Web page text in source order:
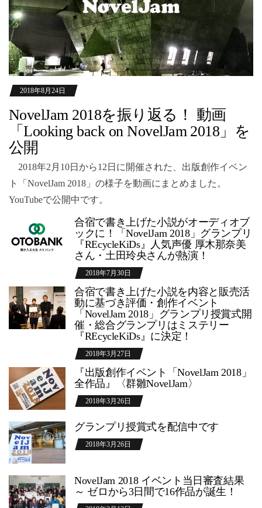
2018年8月24日
NovelJam 2018を振り返る！ 動画
「Looking back on NovelJam 2018」を
公開
2018年2月10日から12日に開催された、出版創作イベン
ト「NovelJam 2018」の様子を動画にまとめました。
YouTubeで公開中です。
合宿で書き上げた小説がオーディオブ
ックに！「NovelJam 2018」グランプリ
『REcycleKiDs』人気声優 厚木那奈美
さん・土田玲央さんが熱演！
2018年7月30日
合宿で書き上げた小説を内容と販売活
動に基づき評価・創作イベント
「NovelJam 2018」グランプリ授賞式開
催・総合グランプリはミステリー
『REcycleKiDs』に決定！
2018年3月27日
『出版創作イベント「NovelJam 2018」
全作品』〈群雛NovelJam〉
2018年3月26日
グランプリ授賞式を配信中です
2018年3月26日
NovelJam 2018 イベント当日審査結果
～ ゼロから3日間で16作品が誕生！